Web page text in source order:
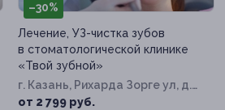
–30%
Лечение, УЗ-чистка зубов
в стоматологической клинике
«Твой зубной»
г. Казань, Рихарда Зорге ул, д.
50
от 2 799 руб.